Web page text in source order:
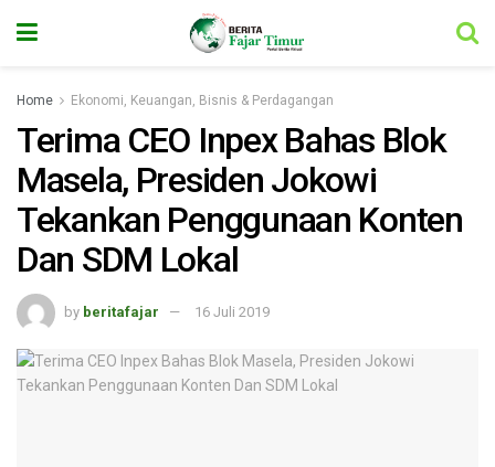
Home Ekonomi, Keuangan, Bisnis & Perdagangan
Terima CEO Inpex Bahas Blok
Masela, Presiden Jokowi
Tekankan Penggunaan Konten
Dan SDM Lokal
by beritafajar 16 Juli 2019